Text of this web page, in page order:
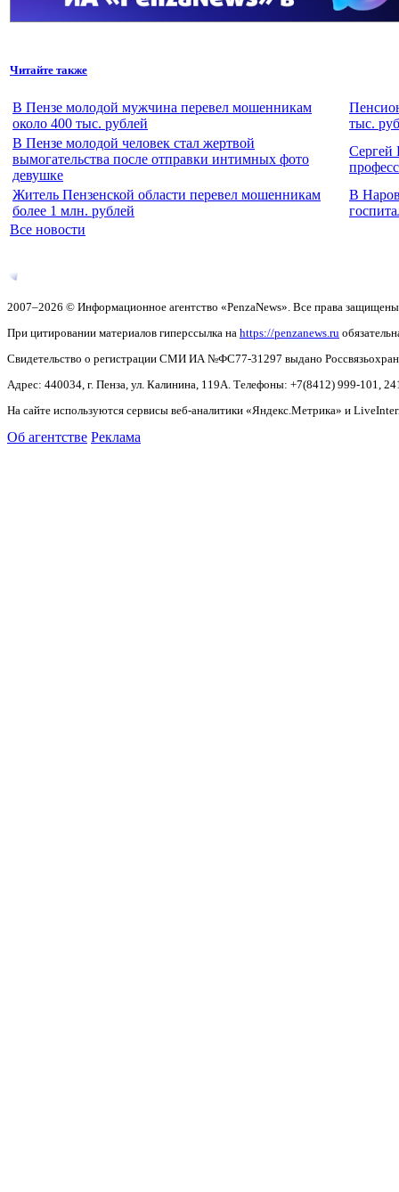
Читайте также
В Пензе молодой мужчина перевел мошенникам
около 400 тыс. рублей
тыс.
В Пензе молодой человек стал жертвой
вымогательства после отправки интимных фото
девушке
Сергей
Житель Пензенской области перевел мошенникам
более 1 млн. рублей
В
Все новости
2007–2026 © Информационное агентство «PenzaNews». Все права
При цитировании материалов гиперссылка на https://penzanews.ru
Свидетельство о регистрации СМИ ИА №ФС77-31297 выдано
Адрес: 440034, г. Пенза, ул. Калинина, 119А. Телефоны: +7(8412) 999-101,
На сайте используются сервисы веб-аналитики «Яндекс.Метрика» и
Об агентстве Реклама